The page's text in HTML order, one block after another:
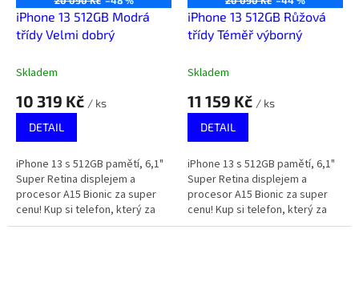
iPhone 13 512GB Modrá
třídy Velmi dobrý
Skladem
10 319 Kč / ks
DETAIL
iPhone 13 s 512GB pamětí, 6,1"
Super Retina displejem a
procesor A15 Bionic za super
cenu! Kup si telefon, který za
málo peněz zahraje spoustu
iPhone 13 512GB Růžová
třídy Téměř výborný
Skladem
11 159 Kč / ks
DETAIL
iPhone 13 s 512GB pamětí, 6,1"
Super Retina displejem a
procesor A15 Bionic za super
cenu! Kup si telefon, který za
málo peněz zahraje spoustu